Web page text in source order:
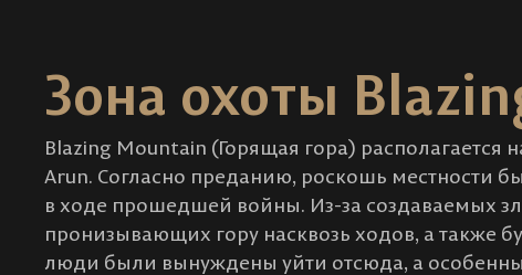
Зона охоты
Blazing Mountain (Горящая гора) располагается
Arun. Согласно преданию, роскошь местности
в ходе прошедшей войны. Из-за создаваемых
пронизывающих гору насквозь ходов, а также
люди были вынуждены уйти отсюда, а